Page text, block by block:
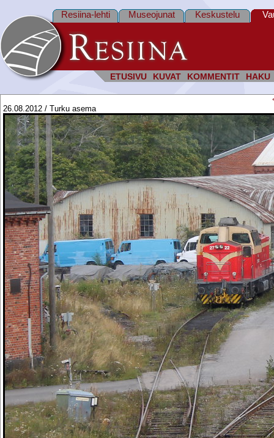
ETUSIVU KUVAT KOMMENTIT HAKU
Resiina-lehti Museojunat Keskustelu
26.08.2012 / Turku asema